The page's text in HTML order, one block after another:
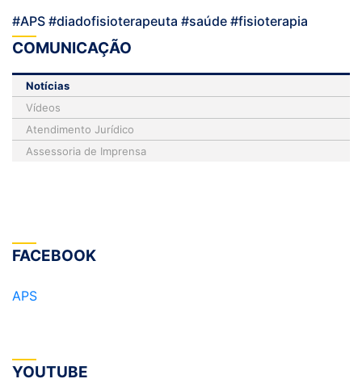
#APS #diadofisioterapeuta #saúde #fisioterapia
COMUNICAÇÃO
Notícias
Vídeos
Atendimento Jurídico
Assessoria de Imprensa
FACEBOOK
APS
YOUTUBE